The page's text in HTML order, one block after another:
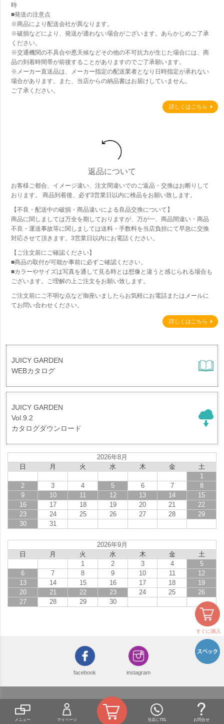
すぐに購入
時
■発送の注意点
※商品により配送会社が異なります。
※破損などにより、発送が適わない場合がございます。あらかじめご了承
ください。
※交通機関の不具合や悪天候などその他の不可抗力が生じた場合には、商
品の到着時間帯が前後することがありますのでご了承願います。
※メーカー直送品は、メーカー指定の配送業者となり日時指定が承れない
場合があります。また、当店からの納品書はお届けしていません。
ご了承ください。
詳しくはこちら
返品について
お客様ご都合、イメージ違い、注文間違いでのご返品・交換はお断りして
おります。 商品到着後、必ず3営業日以内に検品をお願い致します。
【不良・配送中の破損・商品違いによる良品交換について】
商品に関しましては万全を期しておりますが、万が一、商品間違い・商品
不良・運送事故等に関しましては送料・手数料を当店負担にて早急に交換
対応させて頂きます。3営業日以内にお電話ください。
【ご注文前にご確認ください】
■商品の取付が可能か事前に必ずご確認ください。
■カラーやサイズは写真を通して見る時とは想像と違うと感じられる場合も
ございます。ご理解の上ご注文をお願い致します。
ご注文前にご不明な点など御座いましたらお気軽にお電話またはメールに
てお問い合わせください。
詳しくはこちら
JUICY GARDEN
WEBカタログ
JUICY GARDEN
Vol.9.2
カタログダウンロード
2026年8月
日
月 火 水 木 金
土
1
2
3 4 5 6 7
8
9
10 11 12 13 14
15
16
17 18 19 20 21
22
23
24 25 26 27 28
29
30
31
2026年9月
日
月 火 水 木 金
土
1
2 3 4
5
6
7 8 9 10 11
12
13
14 15 16 17 18
19
20
21 22 23 24 25
26
27
28 29 30
facebook instagram
デザイン表札と郵便ポストの通販 ジューシーガーデン
株式会社SOTOYA EC事業部 〒520-3024 滋賀県栗東市小柿9-4-13
TEL：077-554-2186 FAX：077-551-3571
メニュー マイページ 当店にTEL お問合せ